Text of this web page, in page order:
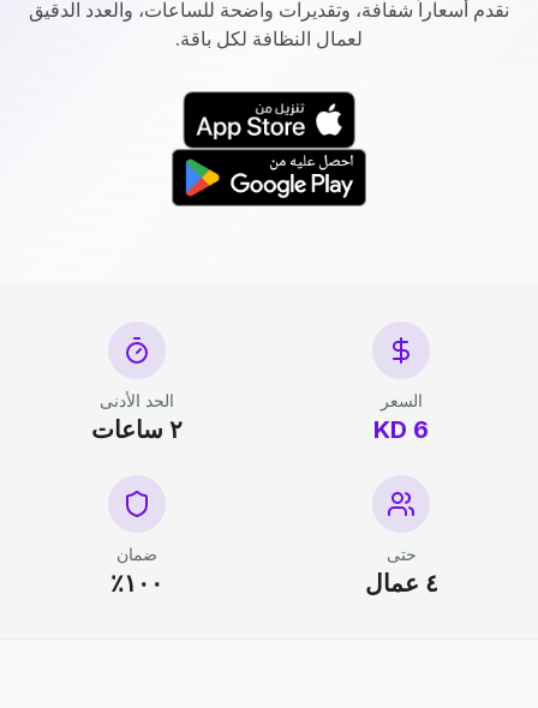
نقدم أسعاراً شفافة، وتقديرات واضحة للساعات، والعدد الدقيق
لعمال النظافة لكل باقة.
السعر
6 KD
الحد الأدنى
٢ ساعات
حتى
٤ عمال
ضمان
١٠٠٪